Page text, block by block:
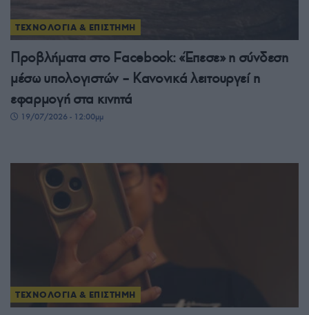
ΤΕΧΝΟΛΟΓΙΑ & ΕΠΙΣΤΗΜΗ
Προβλήματα στο Facebook: «Έπεσε» η σύνδεση
μέσω υπολογιστών – Κανονικά λειτουργεί η
εφαρμογή στα κινητά
19/07/2026 - 12:00μμ
ΤΕΧΝΟΛΟΓΙΑ & ΕΠΙΣΤΗΜΗ